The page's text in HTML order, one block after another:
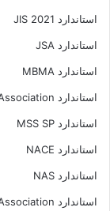
استاندارد JIS 2021
استاندارد JSA
استاندارد MBMA
استاندارد Metal Building Manufacturers Association
استاندارد MSS SP
استاندارد NACE
استاندارد NAS
استاندارد National Electrical Manufacturers Association